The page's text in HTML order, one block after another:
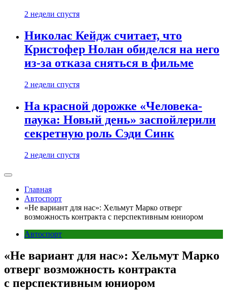
2 недели спустя
Николас Кейдж считает, что
Кристофер Нолан обиделся на него
из-за отказа сняться в фильме
2 недели спустя
На красной дорожке «Человека-
паука: Новый день» заспойлерили
секретную роль Сэди Синк
2 недели спустя
Главная
Автоспорт
«Не вариант для нас»: Хельмут Марко отверг
возможность контракта с перспективным юниором
Автоспорт
«Не вариант для нас»: Хельмут Марко
отверг возможность контракта
с перспективным юниором